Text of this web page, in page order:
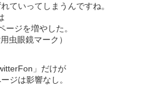
ていってしまうんですね。
ージを増やした。
虫眼鏡マーク）
」だけが
ジは影響なし。